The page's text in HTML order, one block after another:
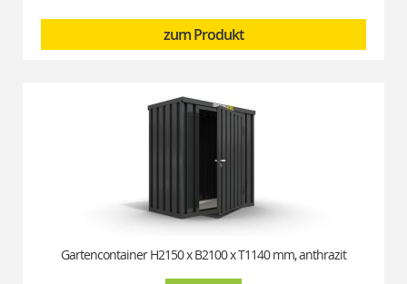
zum Produkt
Gartencontainer H2150 x B2100 x T1140 mm, anthrazit